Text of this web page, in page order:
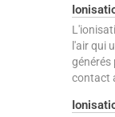
l'air qui
générés
contact